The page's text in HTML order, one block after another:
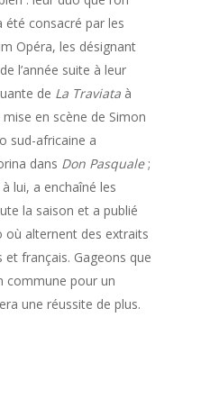
consacré par les
Opéra, les désignant
l’année suite à leur
de La Traviata à
mise en scène de Simon
sud-africaine a
dans Don Pasquale;
lui, a enchaîné les
la saison et a publié
où alternent des extraits
et français. Gageons que
commune pour un
une réussite de plus.